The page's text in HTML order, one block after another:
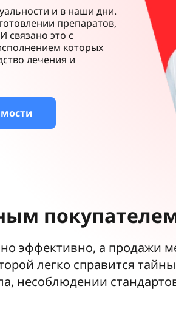
и в наши дни.
препаратов,
связано это с
которых
лечения и
эффективно, а продажи
легко справится
несоблюдении